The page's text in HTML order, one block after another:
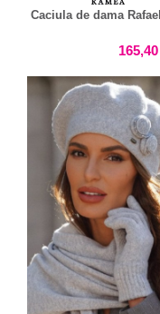
Caciula de dama
165,40